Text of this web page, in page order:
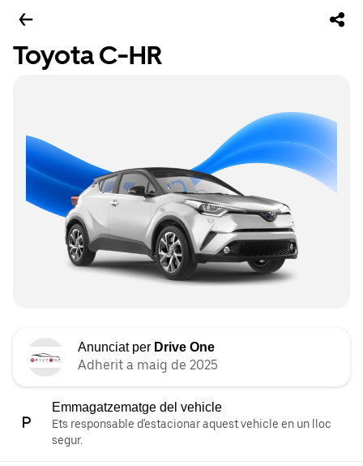
Toyota C-HR
Anunciat per Drive One
Adherit a maig de 2025
Emmagatzematge del vehicle
Ets responsable d'estacionar aquest vehicle en un lloc
segur.